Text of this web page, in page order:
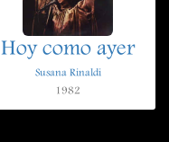
Hoy como ayer
Susana Rinaldi
1982